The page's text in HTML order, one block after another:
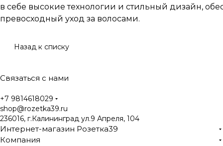
в себе высокие технологии и стильный дизайн,
превосходный уход за волосами.
Назад к списку
Связаться с нами
+7 9814618029
shop@rozetka39.ru
236016, г.Калининград ул.9 Апреля, 104
Интернет-магазин Розетка39
Компания